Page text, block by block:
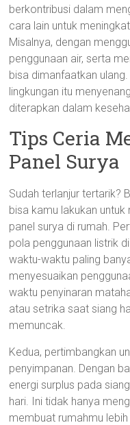
berkontribusi dalam
cara lain untuk
Misalnya, dengan
penggunaan air, serta
bisa dimanfaatkan
lingkungan itu
diterapkan dalam
Tips Ceria
Panel Surya
Sudah terlanjur tertarik?
bisa kamu lakukan
panel surya di rumah.
pola penggunaan listrik
waktu-waktu paling
menyesuaikan
waktu penyinaran
atau setrika saat siang
memuncak.
Kedua, pertimbangkan
penyimpanan. Dengan
energi surplus pada
hari. Ini tidak hanya
membuat rumahmu